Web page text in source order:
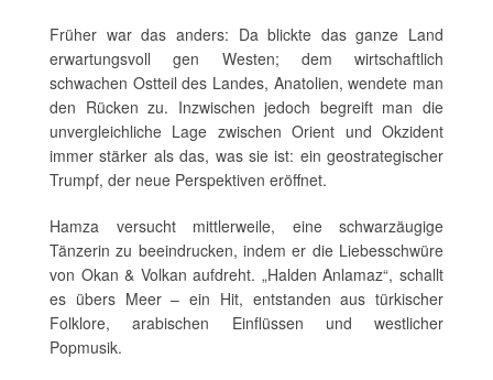
Früher war das anders: Da blickte das ganze Land
erwartungsvoll gen Westen; dem wirtschaftlich
schwachen Ostteil des Landes, Anatolien, wendete man
den Rücken zu. Inzwischen jedoch begreift man die
unvergleichliche Lage zwischen Orient und Okzident
immer stärker als das, was sie ist: ein geostrategischer
Trumpf, der neue Perspektiven eröffnet.
Hamza versucht mittlerweile, eine schwarzäugige
Tänzerin zu beeindrucken, indem er die Liebesschwüre
von Okan & Volkan aufdreht. „Halden Anlamaz“, schallt
es übers Meer – ein Hit, entstanden aus türkischer
Folklore, arabischen Einflüssen und westlicher
Popmusik.